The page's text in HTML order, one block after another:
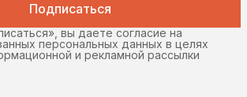
Подписаться
вы даете согласие на
персональных данных в целях
и рекламной рассылки